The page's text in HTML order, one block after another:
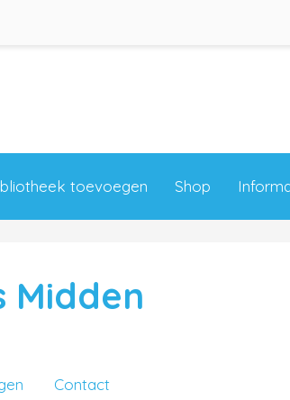
toevoegen Shop
Midden
Contact